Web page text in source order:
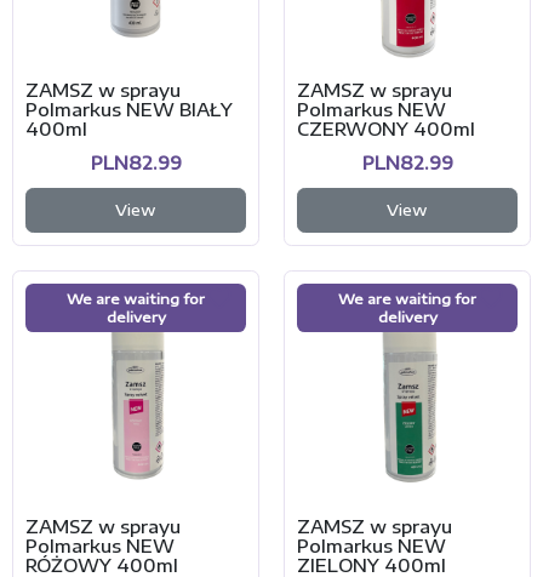
ZAMSZ w sprayu
Polmarkus NEW BIAŁY
400ml
PLN82.99
View
ZAMSZ w sprayu
Polmarkus NEW
CZERWONY 400ml
PLN82.99
View
We are waiting for
delivery
ZAMSZ w sprayu
Polmarkus NEW
RÓŻOWY 400ml
We are waiting for
delivery
ZAMSZ w sprayu
Polmarkus NEW
ZIELONY 400ml